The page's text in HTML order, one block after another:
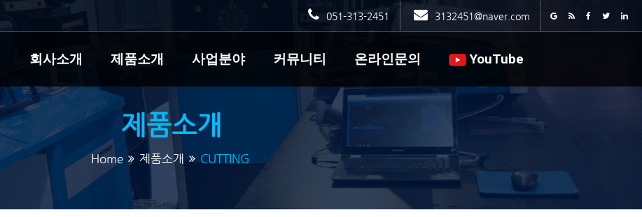
051-313-2451 3132451@naver.com
회사소개 제품소개 사업분야 커뮤니티 온라인문의 YouTube
제품소개
Home 제품소개 CUTTING